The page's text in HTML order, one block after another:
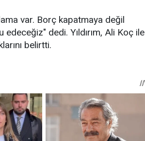
var. Borç kapatmaya değil
dedi. Yıldırım, Ali Koç ile
belirtti.